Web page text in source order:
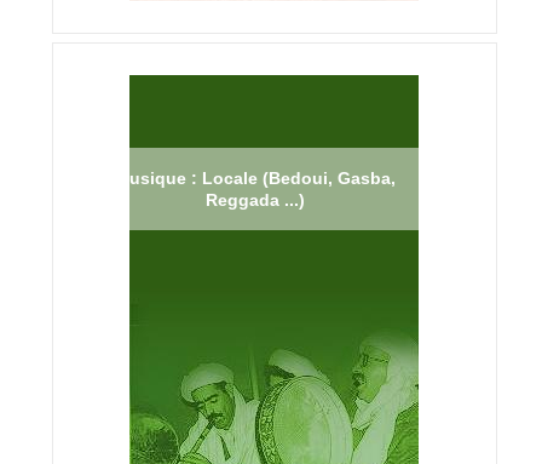
Musique : Locale (Bedoui, Gasba,
Reggada ...)